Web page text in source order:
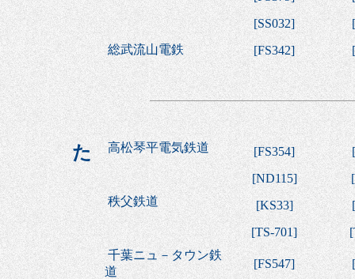
[SS032]
[
総武流山電鉄
[FS342] [
た 高松琴平電気鉄道 [FS354]
[
[ND115] [
秩父鉄道
[KS33]
[
[TS-701] [
千葉ニュ－タウン鉄
道
[FS547] [